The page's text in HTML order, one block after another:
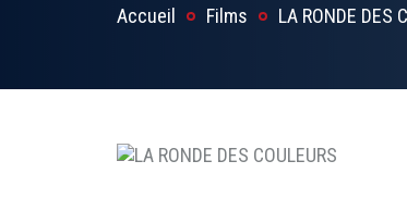
Accueil Films LA RONDE DES